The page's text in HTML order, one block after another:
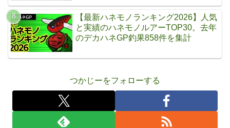
【最新ハネモノランキング2026】人気
と実績のハネモノルアーTOP30。去年
のデカハネGP釣果858件を集計
つかじーをフォローする